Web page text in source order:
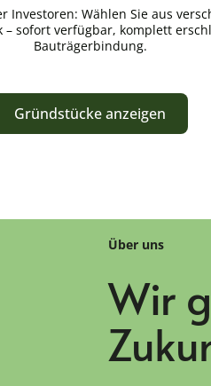
Investoren: Wählen Sie aus
– sofort verfügbar, komplett
Bauträgerbindung.
Gründstücke anzeigen
Über uns
Wir